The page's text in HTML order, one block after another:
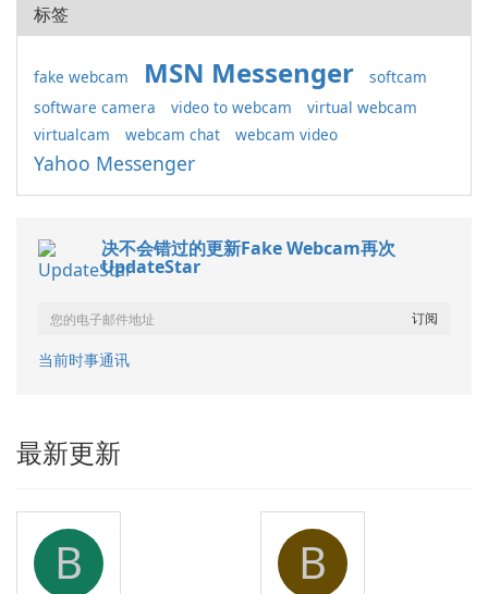
标签
fake webcam MSN Messenger
softcam
software camera
video to webcam
virtual webcam
virtualcam
webcam chat webcam video
Yahoo Messenger
决不会错过的更新Fake Webcam再次
UpdateStar
当前时事通讯
最新更新
B B